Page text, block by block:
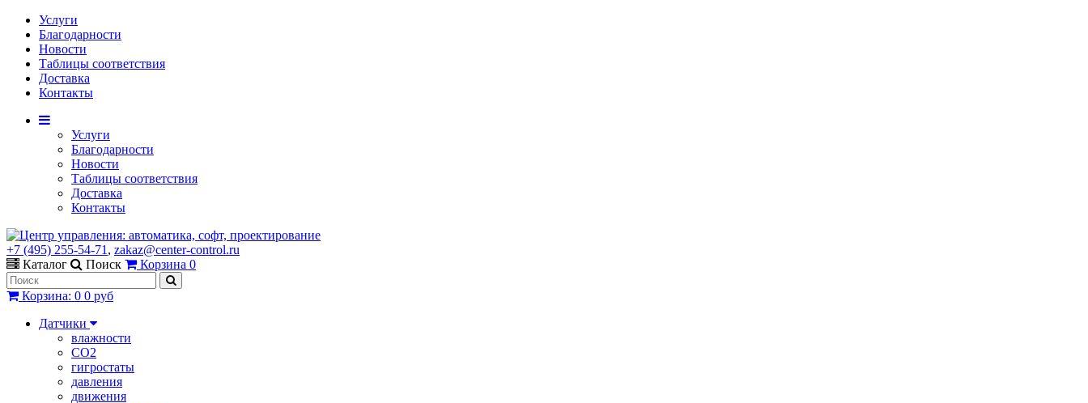
Услуги
Благодарности
Новости
Таблицы соответствия
Доставка
Контакты
Услуги
Благодарности
Новости
Таблицы соответствия
Доставка
Контакты
+7 (495) 255-54-71 , zakaz@center-control.ru
Каталог
Поиск Корзина 0
Корзина: 0 0 руб
Датчики
влажности
CO2
гигростаты
давления
движения